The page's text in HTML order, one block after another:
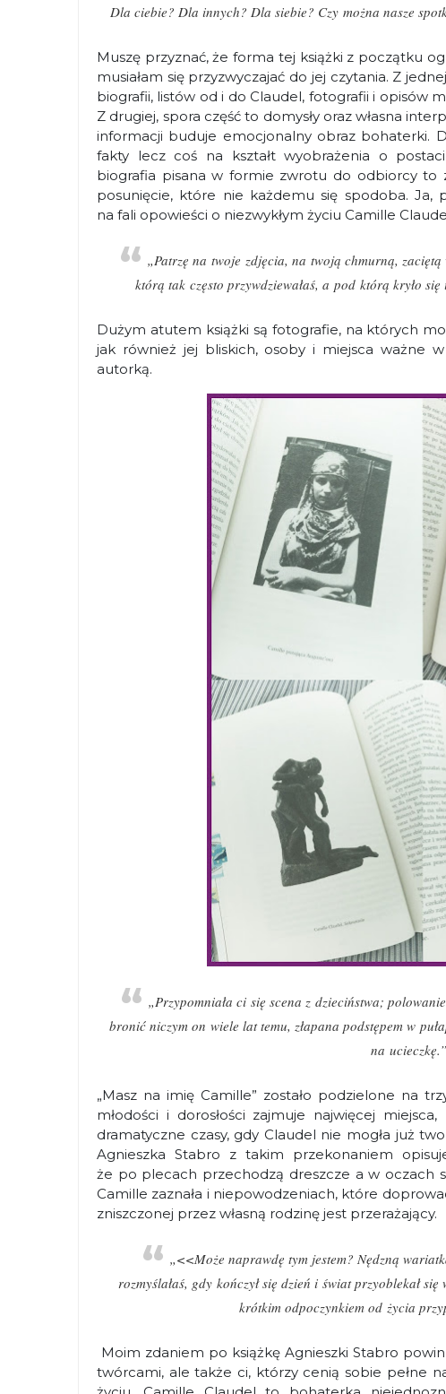
Dla ciebie? Dla innych? Dla siebie? Czy można nasze
Muszę przyznać, że forma tej książki z początku
musiałam się przyzwyczajać do jej czytania. Z
biografii, listów od i do Claudel, fotografii i opisów
Z drugiej, spora część to domysły oraz własna
informacji buduje emocjonalny obraz bohaterki.
fakty lecz coś na kształt wyobrażenia o
biografia pisana w formie zwrotu do odbiorcy to
posunięcie, które nie każdemu się spodoba. Ja,
na fali opowieści o niezwykłym życiu Camille
„Patrzę na twoje zdjęcia, na twoją chmurną,
którą tak często przywdziewałaś, a pod którą kryło
Dużym atutem książki są fotografie, na których
jak również jej bliskich, osoby i miejsca ważne
autorką.
„Przypomniała ci się scena z dzieciństwa;
bronić niczym on wiele lat temu, złapana podstępem w
na ucieczkę.”
„Masz na imię Camille” zostało podzielone na
młodości i dorosłości zajmuje najwięcej
dramatyczne czasy, gdy Claudel nie mogła już
Agnieszka Stabro z takim przekonaniem
że po plecach przechodzą dreszcze a w oczach
Camille zaznała i niepowodzeniach, które
zniszczonej przez własną rodzinę jest przerażający.
„<<Może naprawdę tym jestem? Nędzną
rozmyślałaś, gdy kończył się dzień i świat przyoblekał
krótkim odpoczynkiem od życia
Moim zdaniem po książkę Agnieszki Stabro
twórcami, ale także ci, którzy cenią sobie pełne